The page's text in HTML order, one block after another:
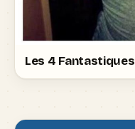
Les 4 Fantastiques